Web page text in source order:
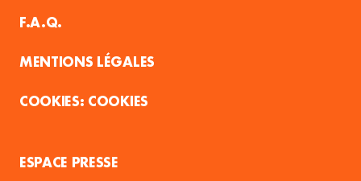
F.A.Q.
MENTIONS LÉGALES
COOKIES
ESPACE PRESSE